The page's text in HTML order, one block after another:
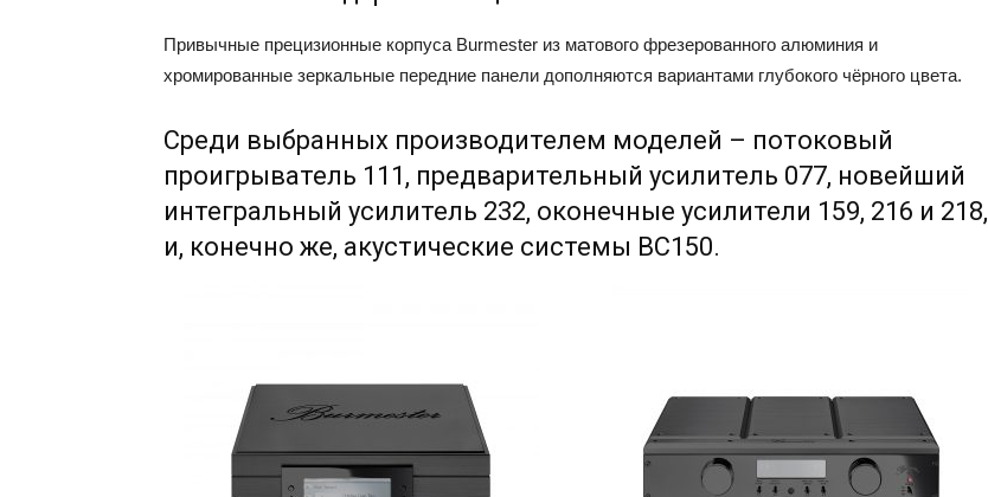
Привычные прецизионные корпуса Burmester из матового фрезерованного алюминия и
хромированные зеркальные передние панели дополняются вариантами глубокого чёрного цвета.
Среди выбранных производителем моделей – потоковый
проигрыватель 111, предварительный усилитель 077, новейший
интегральный усилитель 232, оконечные усилители 159, 216 и 218,
и, конечно же, акустические системы BC150.